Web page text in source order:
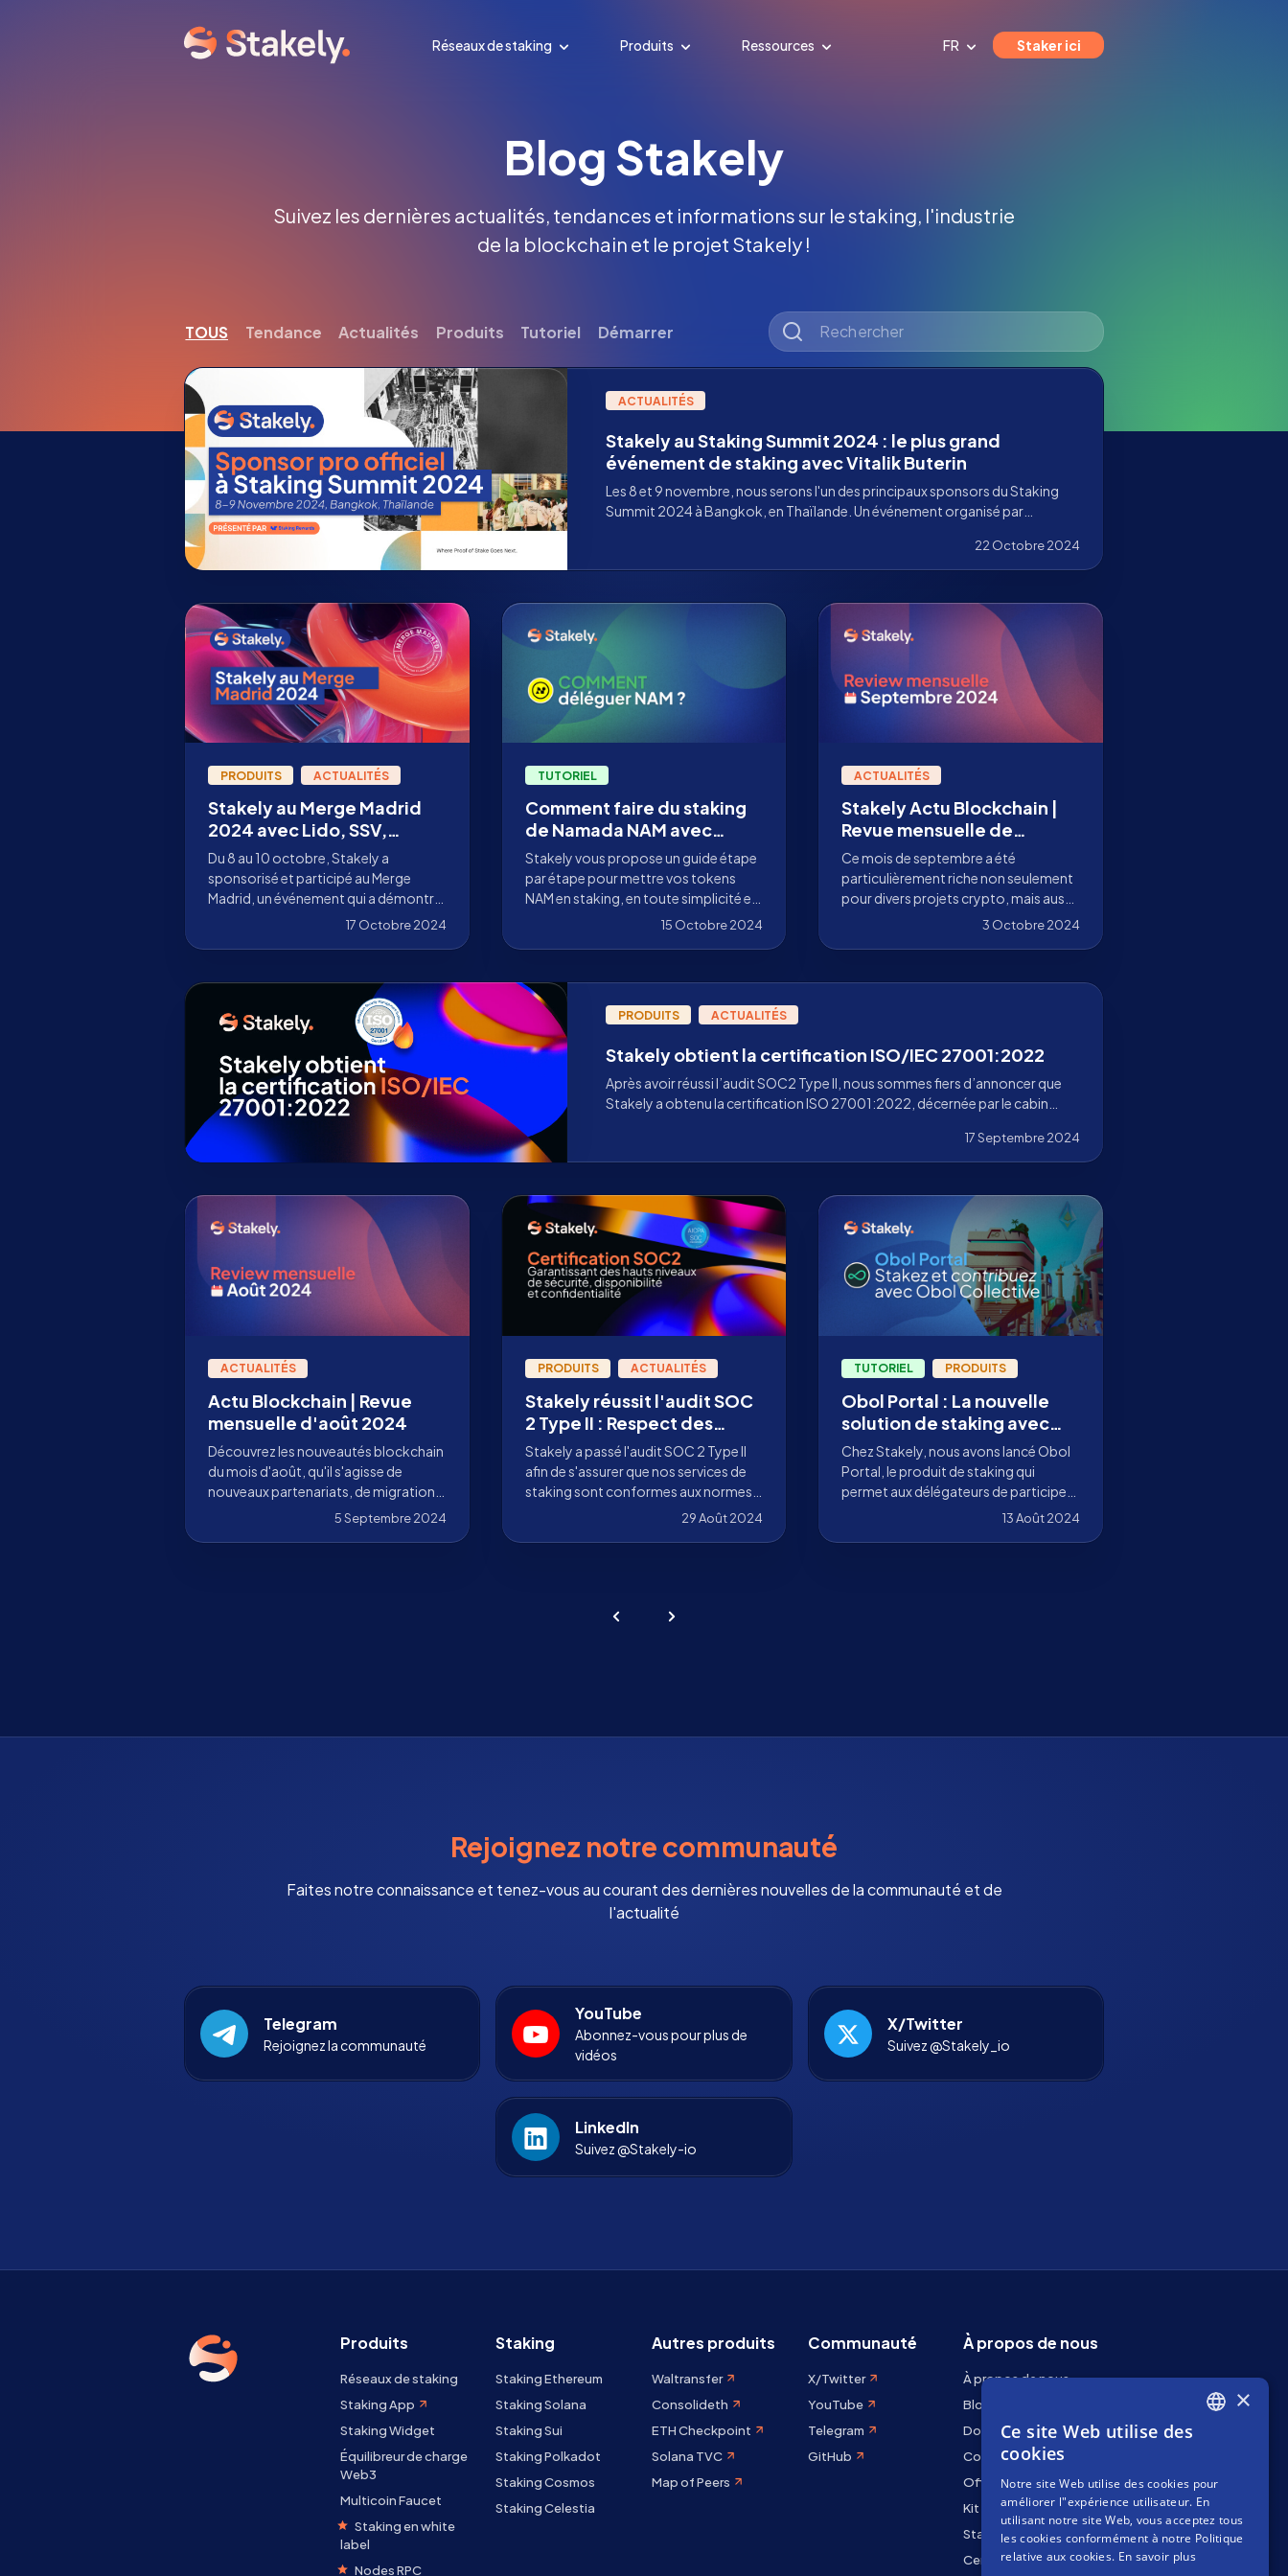
Réseaux de staking Produits Ressources FR Staker ici
Blog Stakely
Suivez les dernières actualités, tendances et informations sur le staking, l'industrie
de la blockchain et le projet Stakely !
TOUS Tendance Actualités Produits Tutoriel Démarrer
ACTUALITÉS
Stakely au Staking Summit 2024 : le plus grand
événement de staking avec Vitalik Buterin
Les 8 et 9 novembre, nous serons l'un des principaux sponsors du Staking
Summit 2024 à Bangkok, en Thaïlande. Un événement organisé par
22 Octobre 2024
PRODUITS ACTUALITÉS
Stakely au Merge Madrid
2024 avec Lido, SSV,
Staking Rewards et plus
encore !
Du 8 au 10 octobre, Stakely a
sponsorisé et participé au Merge
Madrid, un événement qui a démontré
comment la blockchain transforme
17 Octobre 2024
TUTORIEL
Comment faire du staking
de Namada NAM avec
Stakely ?
Stakely vous propose un guide étape
par étape pour mettre vos tokens
NAM en staking, en toute simplicité et
sécurité, et avant tout le monde grâce
15 Octobre 2024
ACTUALITÉS
Stakely Actu Blockchain |
Revue mensuelle de
septembre 2024
Ce mois de septembre a été
particulièrement riche non seulement
pour divers projets crypto, mais aussi
pour Stakely qui a franchi des étapes
3 Octobre 2024
PRODUITS ACTUALITÉS
Stakely obtient la certification ISO/IEC 27001:2022
Après avoir réussi l’audit SOC2 Type II, nous sommes fiers d’annoncer que
Stakely a obtenu la certification ISO 27001:2022, décernée par le cabinet
17 Septembre 2024
ACTUALITÉS
Actu Blockchain | Revue
mensuelle d'août 2024
Découvrez les nouveautés blockchain
du mois d'août, qu'il s'agisse de
nouveaux partenariats, de migrations
ou de mises à jour de gouvernance.
5 Septembre 2024
PRODUITS ACTUALITÉS
Stakely réussit l'audit SOC
2 Type II : Respect des
normes de sécurité
Stakely a passé l'audit SOC 2 Type II
afin de s'assurer que nos services de
staking sont conformes aux normes
29 Août 2024
TUTORIEL PRODUITS
Obol Portal : La nouvelle
solution de staking avec
validateurs distribués de
Stakely
Chez Stakely, nous avons lancé Obol
Portal, le produit de staking qui
permet aux délégateurs de participer
au Programme de contributions13 Août 2024
Rejoignez notre communauté
Faites notre connaissance et tenez-vous au courant des dernières nouvelles de la communauté et de
l'actualité
Telegram
Rejoignez la communauté
YouTube
Abonnez-vous pour plus de
vidéos
X/Twitter
Suivez @Stakely_io
LinkedIn
Suivez @Stakely-io
Produits
Réseaux de staking
Staking App
Staking Widget
Équilibreur de charge
Web3
Multicoin Faucet
Staking en white
label
Nodes RPC
Staking
Staking Ethereum
Staking Solana
Staking Sui
Staking Polkadot
Staking Cosmos
Staking Celestia
Autres produits
Waltransfer
Consolideth
ETH Checkpoint
Solana TVC
Map of Peers
Communauté
X/Twitter
YouTube
Telegram
GitHub
À propos de nous
À propos de nous
Blog
Docs
Contactez-nous
Offres d'emploi
Kit de marque
Staking Rewards
Centre de
FRENCH
×
Ce site Web utilise des
cookies
Notre site Web utilise des cookies pour
améliorer l"expérience utilisateur. En
utilisant notre site Web, vous acceptez tous
les cookies conformément à notre Politique
relative aux cookies. En savoir plus